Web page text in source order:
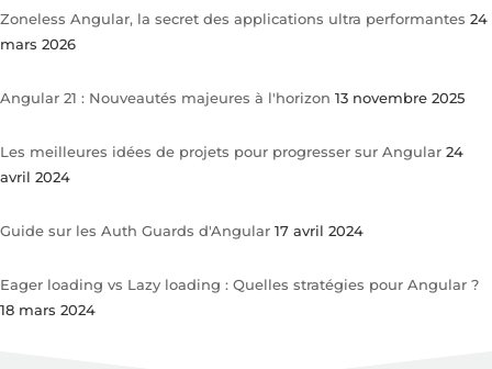
Zoneless Angular, la secret des applications ultra performantes 24
mars 2026
Angular 21 : Nouveautés majeures à l'horizon 13 novembre 2025
Les meilleures idées de projets pour progresser sur Angular 24
avril 2024
Guide sur les Auth Guards d'Angular 17 avril 2024
Eager loading vs Lazy loading : Quelles stratégies pour Angular ?
18 mars 2024